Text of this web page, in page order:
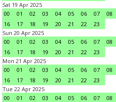
Sat 19 Apr 2025
00
01 02 03 04 05 06 07 08
16
17 18 19 20 21 22
23
Sun 20 Apr 2025
00
01 02 03 04 05 06 07 08
16
17 18 19 20 21 22
23
Mon 21 Apr 2025
00
01 02 03 04 05 06 07 08
16
17 18 19 20 21 22
23
Tue 22 Apr 2025
00
01 02 03 04 05 06 07 08